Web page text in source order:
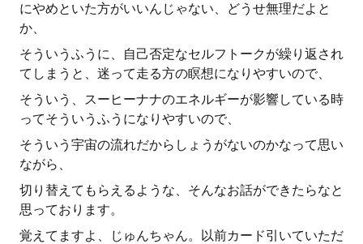
にやめといた方がいいんじゃない、どうせ無理だよと
か、
そういうふうに、自己否定なセルフトークが繰り返され
てしまうと、迷って走る方の瞑想になりやすいので、
そういう、スーヒーナナのエネルギーが影響している時
ってそういうふうになりやすいので、
そういう宇宙の流れだからしょうがないのかなって思い
ながら、
切り替えてもらえるような、そんなお話ができたらなと
思っております。
覚えてますよ、じゅんちゃん。以前カード引いていただ